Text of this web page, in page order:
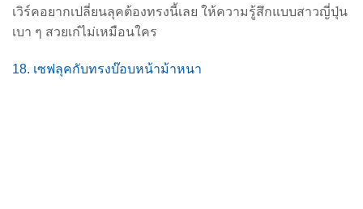
เวิร์คอยากเปลี่ยนลุคต้องทรงนี้เลย ให้ความรู้สึกแบบสาวญี่ปุ่น
เบา ๆ สวยเก๋ไม่เหมือนใคร
18. เซฟลุคกับทรงบ๊อบหน้าม้าหนา